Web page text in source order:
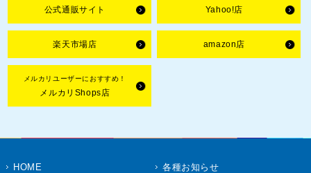
公式通販サイト Yahoo!店
楽天市場店 amazon店
メルカリユーザーにおすすめ！
メルカリShops店
HOME
各種お知らせ